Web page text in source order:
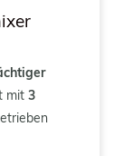
mit 3